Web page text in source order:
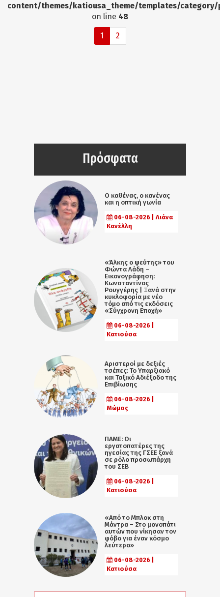
content/themes/katiousa_theme/templates/
on line 48
1 2
Πρόσφατα
Ο καθένας, ο κανένας
και η οπτική γωνία
06-08-2026 | Λιάνα
Κανέλλη
«Άλκης ο ψεύτης» του
Φώντα Λάδη –
Εικονογράφηση:
Κωνσταντίνος
Ρουγγέρης | Ξανά στην
κυκλοφορία με νέο
τόμο από τις εκδόσεις
«Σύγχρονη Εποχή»
06-08-2026 |
Κατιούσα
Αριστεροί με δεξιές
τσέπες: Το Υπαρξιακό
και Ταξικό Αδιέξοδο της
Επιβίωσης
06-08-2026 |
Μώμος
ΠΑΜΕ: Οι
εργατοπατέρες της
ηγεσίας της ΓΣΕΕ ξανά
σε ρόλο προσωπάρχη
του ΣΕΒ
06-08-2026 |
Κατιούσα
«Από το Μπλοκ στη
Μάντρα – Στο μονοπάτι
αυτών που νίκησαν τον
φόβο για έναν κόσμο
λεύτερο»
06-08-2026 |
Κατιούσα